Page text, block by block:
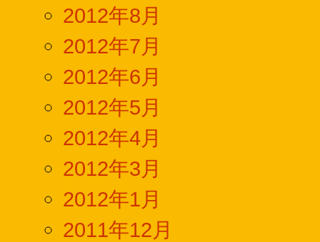
2012年8月
2012年7月
2012年6月
2012年5月
2012年4月
2012年3月
2012年1月
2011年12月